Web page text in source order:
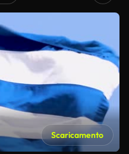
Scaricamento